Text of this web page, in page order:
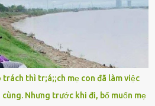
Làm ơn cho cháu đi nhờ với! – Cô ơi,
điện thoại… Người thì lắc đầu. Người
kẻ lừa đảo. Tôi gào lên giữa đường
Còn hơn 30 phút nữa. Trong đầu
chạy. Tôi quăng xe vào vệ đường,
áo, đeo ba lô và chạy . Chạy miết.
trách thì tr;á;;ch mẹ con đã làm việc
cùng. Nhưng trước khi đi, bố muốn mẹ